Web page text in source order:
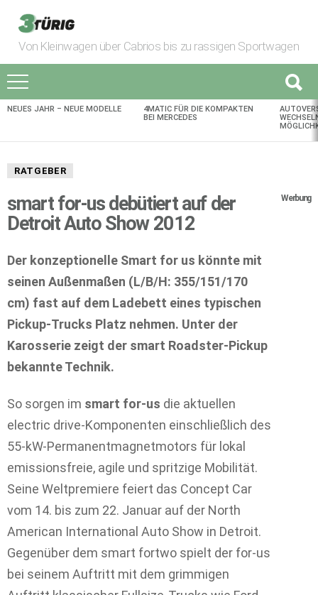
Von Kleinwagen über Cabrios bis zu rassigen Sportwagen
AKTUELLES
NEUES JAHR – NEUE MODELLE
4MATIC FÜR DIE KOMPAKTEN
BEI MERCEDES
RATGEBER
smart for-us debütiert auf der
Detroit Auto Show 2012
Werbung
Der konzeptionelle Smart for us könnte mit
seinen Außenmaßen (L/B/H: 355/151/170
cm) fast auf dem Ladebett eines typischen
Pickup-Trucks Platz nehmen. Unter der
Karosserie zeigt der smart Roadster-Pickup
bekannte Technik.
So sorgen im smart for-us die aktuellen
electric drive-Komponenten einschließlich des
55-kW-Permanentmagnetmotors für lokal
emissionsfreie, agile und spritzige Mobilität.
Seine Weltpremiere feiert das Concept Car
vom 14. bis zum 22. Januar auf der North
American International Auto Show in Detroit.
Gegenüber dem smart fortwo spielt der for-us
bei seinem Auftritt mit dem grimmigen